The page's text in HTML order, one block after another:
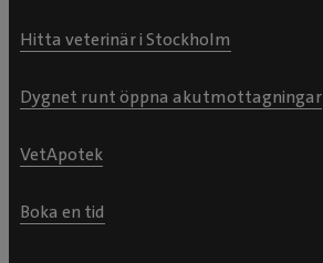
Hitta veterinär i Stockholm
Dygnet runt öppna akutmottagningar
VetApotek
Boka en tid